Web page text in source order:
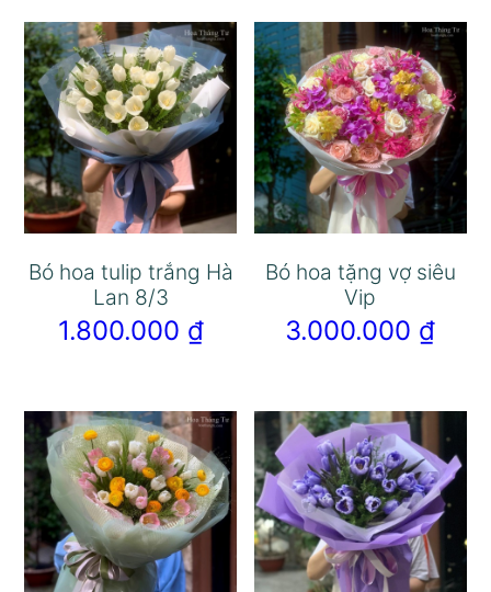
Bó hoa tulip trắng Hà
Lan 8/3
1.800.000 ₫
Bó hoa tặng vợ siêu
Vip
3.000.000 ₫